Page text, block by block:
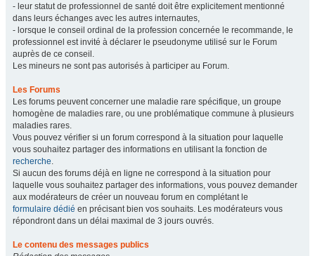
- leur statut de professionnel de santé doit être explicitement mentionné
dans leurs échanges avec les autres internautes,
- lorsque le conseil ordinal de la profession concernée le recommande, le
professionnel est invité à déclarer le pseudonyme utilisé sur le Forum
auprès de ce conseil.
Les mineurs ne sont pas autorisés à participer au Forum.
Les Forums
Les forums peuvent concerner une maladie rare spécifique, un groupe
homogène de maladies rare, ou une problématique commune à plusieurs
maladies rares.
Vous pouvez vérifier si un forum correspond à la situation pour laquelle
vous souhaitez partager des informations en utilisant la fonction de
recherche.
Si aucun des forums déjà en ligne ne correspond à la situation pour
laquelle vous souhaitez partager des informations, vous pouvez demander
aux modérateurs de créer un nouveau forum en complétant le
formulaire dédié en précisant bien vos souhaits. Les modérateurs vous
répondront dans un délai maximal de 3 jours ouvrés.
Le contenu des messages publics